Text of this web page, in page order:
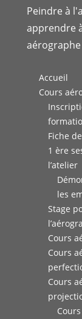
Peindre à
apprendre
aérographe
Accueil
Cours
Fiche
1 ère
l’atelier
les
Stage
Cours
Cours
Cours